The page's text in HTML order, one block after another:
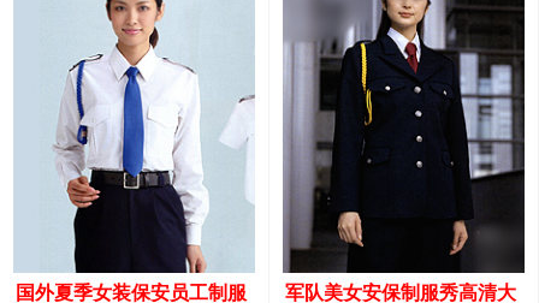
国外夏季女装保安员工制服
军队美女安保制服秀高清大